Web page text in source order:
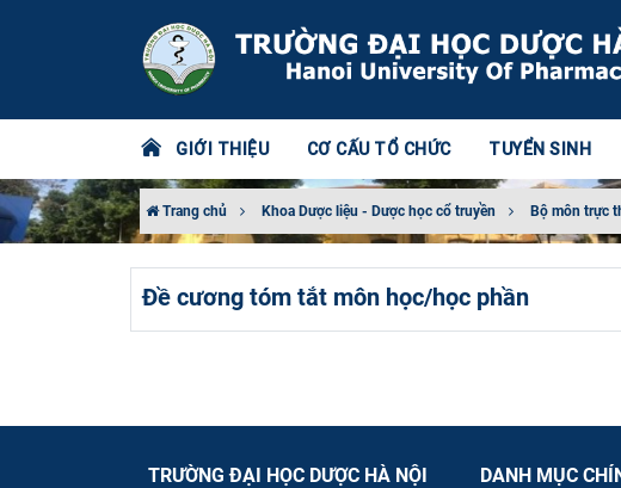
GIỚI THIỆU CƠ CẤU TỔ CHỨC TUYỂN SINH
Trang chủ Khoa Dược liệu - Dược học cổ truyền Bộ môn trực
Đề cương tóm tắt môn học/học phần
TRƯỜNG ĐẠI HỌC DƯỢC HÀ NỘI DANH MỤC